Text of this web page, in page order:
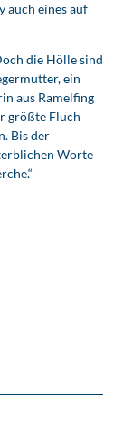
auch eines auf
die Hölle sind
ein
aus Ramelfing
größte Fluch
Bis der
Worte